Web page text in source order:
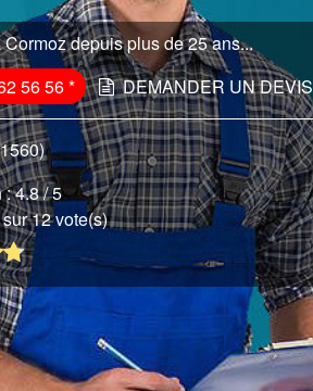
depuis plus de 25 ans...
56 56* DEMANDER UN DEVIS
:4.8/ 5
12 vote(s)